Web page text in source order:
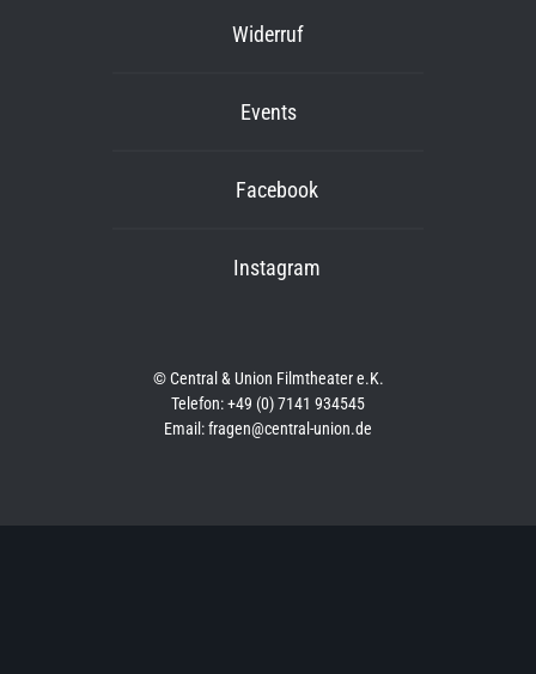
Widerruf
Events
Facebook
Instagram
© Central & Union Filmtheater e.K.
Telefon: +49 (0) 7141 934545
Email: fragen@central-union.de